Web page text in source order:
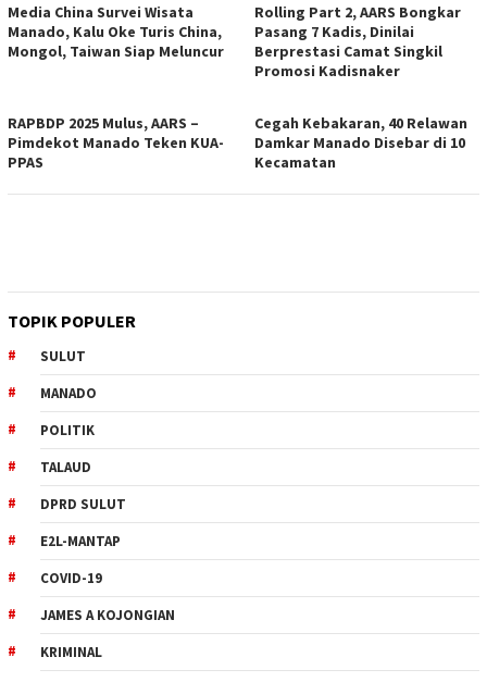
Media China Survei Wisata
Manado, Kalu Oke Turis China,
Mongol, Taiwan Siap Meluncur
Rolling Part 2, AARS Bongkar
Pasang 7 Kadis, Dinilai
Berprestasi Camat Singkil
Promosi Kadisnaker
RAPBDP 2025 Mulus, AARS –
Pimdekot Manado Teken KUA-
PPAS
Cegah Kebakaran, 40 Relawan
Damkar Manado Disebar di 10
Kecamatan
TOPIK POPULER
SULUT
MANADO
POLITIK
TALAUD
DPRD SULUT
E2L-MANTAP
COVID-19
JAMES A KOJONGIAN
KRIMINAL